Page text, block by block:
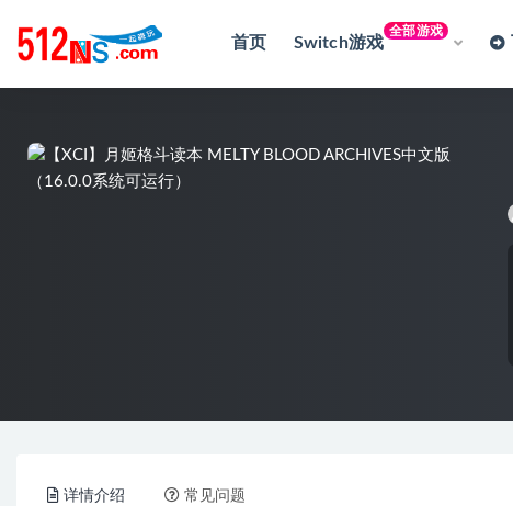
首页 Switch游戏
全部游戏
详情介绍 常见问题